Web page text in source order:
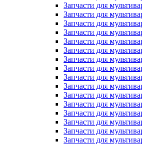
Запчасти для
Запчасти для
Запчасти для
Запчасти для
Запчасти для
Запчасти для
Запчасти для
Запчасти для
Запчасти для
Запчасти для
Запчасти для
Запчасти для
Запчасти для
Запчасти для
Запчасти для
Запчасти для